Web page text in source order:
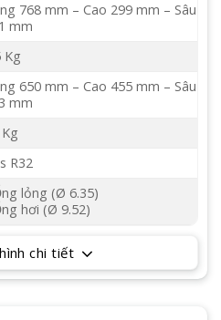
768 mm – Cao 299 mm – Sâu
mm
Kg
650 mm – Cao 455 mm – Sâu
mm
R32
lỏng (Ø 6.35)
hơi (Ø 9.52)
chi tiết